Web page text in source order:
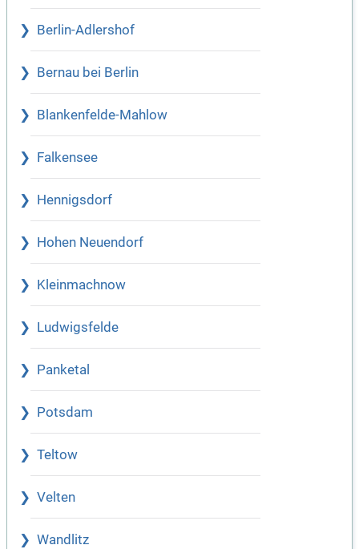
Berlin-Adlershof
Bernau bei Berlin
Blankenfelde-Mahlow
Falkensee
Hennigsdorf
Hohen Neuendorf
Kleinmachnow
Ludwigsfelde
Panketal
Potsdam
Teltow
Velten
Wandlitz